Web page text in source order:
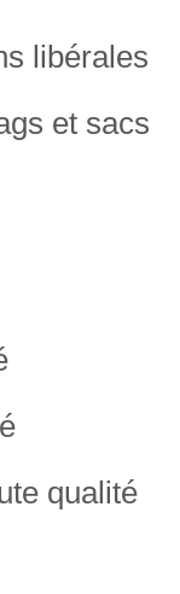
libérales
et sacs
qualité